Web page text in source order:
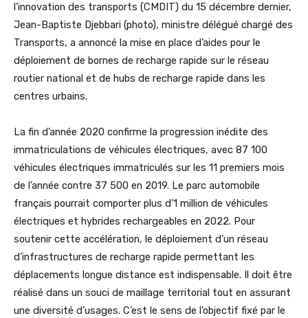
l’innovation des transports (CMDIT) du 15 décembre dernier,
Jean-Baptiste Djebbari (photo), ministre délégué chargé des
Transports, a annoncé la mise en place d’aides pour le
déploiement de bornes de recharge rapide sur le réseau
routier national et de hubs de recharge rapide dans les
centres urbains.
La fin d’année 2020 confirme la progression inédite des
immatriculations de véhicules électriques, avec 87 100
véhicules électriques immatriculés sur les 11 premiers mois
de l’année contre 37 500 en 2019. Le parc automobile
français pourrait comporter plus d’1 million de véhicules
électriques et hybrides rechargeables en 2022. Pour
soutenir cette accélération, le déploiement d’un réseau
d’infrastructures de recharge rapide permettant les
déplacements longue distance est indispensable. Il doit être
réalisé dans un souci de maillage territorial tout en assurant
une diversité d’usages. C’est le sens de l’objectif fixé par le